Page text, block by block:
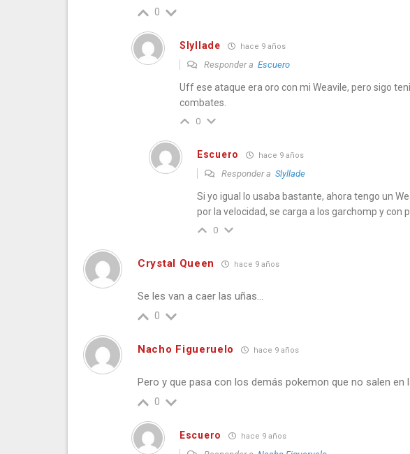
0
Slyllade hace 9 años
Responder a Escuero
Uff ese ataque era oro con mi Weavile, pero sigo
combates.
0
Escuero hace 9 años
Responder a Slyllade
Si yo igual lo usaba bastante, ahora tengo un
por la velocidad, se carga a los garchomp y con
0
Crystal Queen hace 9 años
Se les van a caer las uñas…
0
Nacho Figueruelo hace 9 años
Pero y que pasa con los demás pokemon que no salen en
0
Escuero hace 9 años